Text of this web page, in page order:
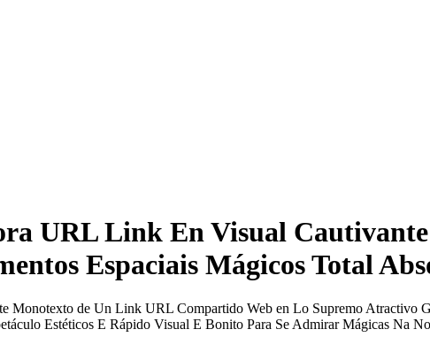
URL Link En Visual
Espaciais Mágicos Total
de Un Link URL Compartido Web en Lo Supremo Atractivo
Estéticos E Rápido Visual E Bonito Para Se Admirar Mágicas Na